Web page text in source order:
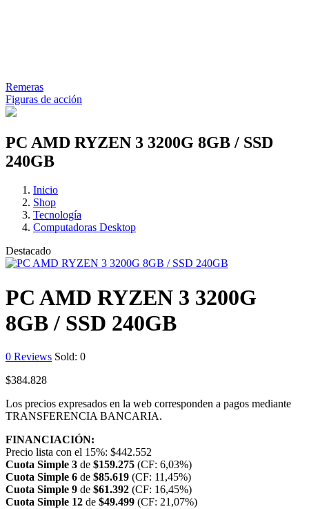
Remeras
Figuras de acción
PC AMD RYZEN 3 3200G 8GB / SSD
240GB
Inicio
Shop
Tecnología
Computadoras Desktop
Destacado
PC AMD RYZEN 3 3200G
8GB / SSD 240GB
0 Reviews Sold: 0
$384.828
Los precios expresados en la web corresponden a pagos mediante
TRANSFERENCIA BANCARIA.
FINANCIACIÓN:
Precio lista con el 15%: $442.552
Cuota Simple 3 de $159.275 (CF: 6,03%)
Cuota Simple 6 de $85.619 (CF: 11,45%)
Cuota Simple 9 de $61.392 (CF: 16,45%)
Cuota Simple 12 de $49.499 (CF: 21,07%)